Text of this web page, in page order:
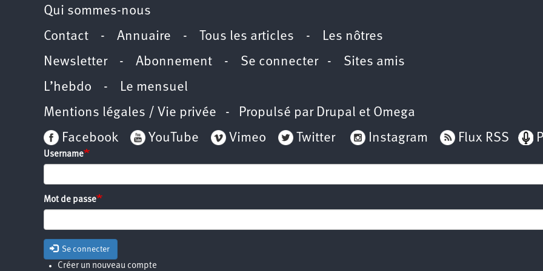
Qui sommes-nous
Contact - Annuaire - Tous les articles -
Les nôtres
Newsletter- Abonnement - Se connecter- Sites amis
L’hebdo -
Le mensuel
Mentions légales / Vie privée - Propulsé par Drupal et Omega
Facebook
YouTube Vimeo Twitter Instagram Flux RSS
Username
Mot de passe
Se connecter
Créer un nouveau compte